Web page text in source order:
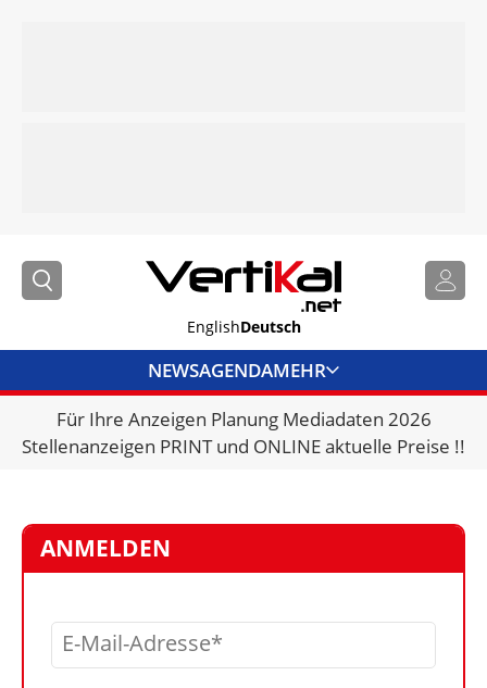
EnglishDeutsch
NEWSAGENDAMEHR
BRANCHENLINKS
VERMIETER
VIDEOS
BIBLIOTHEK
Für Ihre Anzeigen Planung Mediadaten 2026
Stellenanzeigen PRINT und ONLINE aktuelle Preise !!
ANMELDEN
E-Mail-Adresse